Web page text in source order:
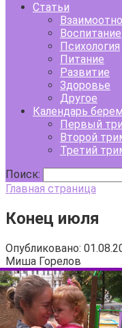
Статьи
Воспитание
Психология
Питание
Развитие
Здоровье
Другое
Календарь
Первый
Второй
Третий
Поиск:
Главная страница
Конец июля
Опубликовано:
Миша Горелов